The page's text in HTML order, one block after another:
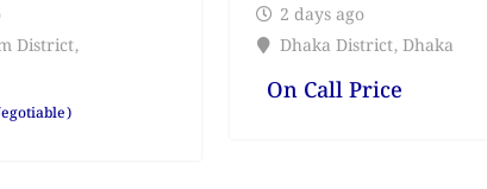
District,
2 days ago
Dhaka District, Dhaka
On Call Price